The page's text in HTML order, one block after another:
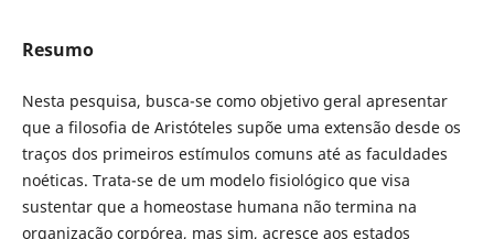
Resumo
Nesta pesquisa, busca-se como objetivo geral apresentar
que a filosofia de Aristóteles supõe uma extensão desde os
traços dos primeiros estímulos comuns até as faculdades
noéticas. Trata-se de um modelo fisiológico que visa
sustentar que a homeostase humana não termina na
organização corpórea, mas sim, acresce aos estados